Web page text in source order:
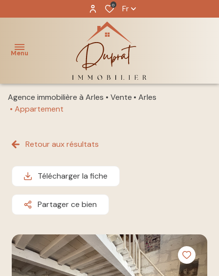
0 Fr
Menu
ACCUEIL
BIENS
pro
vendre
côtés
ÉQUIPE
GESTION
LOCATIVE
ESTIMATION
NOUS
REJOINDRE
Agence immobilière à Arles Vente
Arles
Appartement
Retour aux résultats
Télécharger la fiche
Partager ce bien